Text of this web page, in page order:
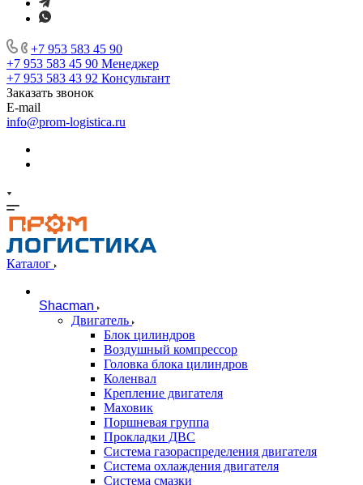
+7 953 583 45 90
+7 953 583 45 90 Менеджер
+7 953 583 43 92 Консультант
Заказать звонок
E-mail
info@prom-logistica.ru
Каталог
Shacman
Двигатель
Блок цилиндров
Воздушный компрессор
Головка блока цилиндров
Коленвал
Крепление двигателя
Маховик
Поршневая группа
Прокладки ДВС
Система газораспределения двигателя
Система охлаждения двигателя
Система смазки